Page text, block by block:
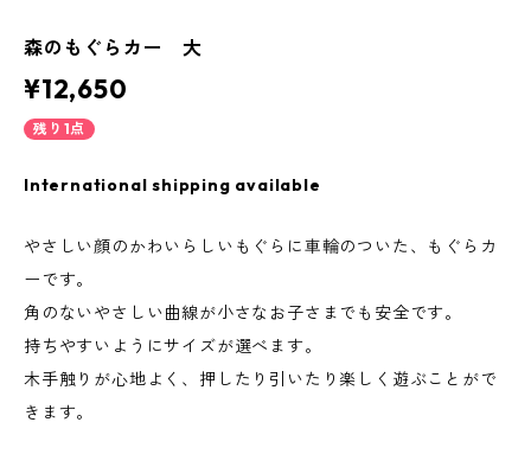
森のもぐらカー 大
¥12,650
残り1点
International shipping available
やさしい顔のかわいらしいもぐらに車輪のついた、もぐらカ
ーです。
角のないやさしい曲線が小さなお子さまでも安全です。
持ちやすいようにサイズが選べます。
木手触りが心地よく、押したり引いたり楽しく遊ぶことがで
きます。